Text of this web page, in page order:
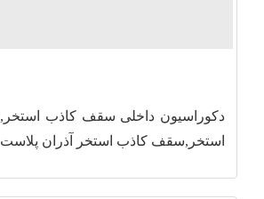
استخر,سقف کاذب استخر آذران پلاست